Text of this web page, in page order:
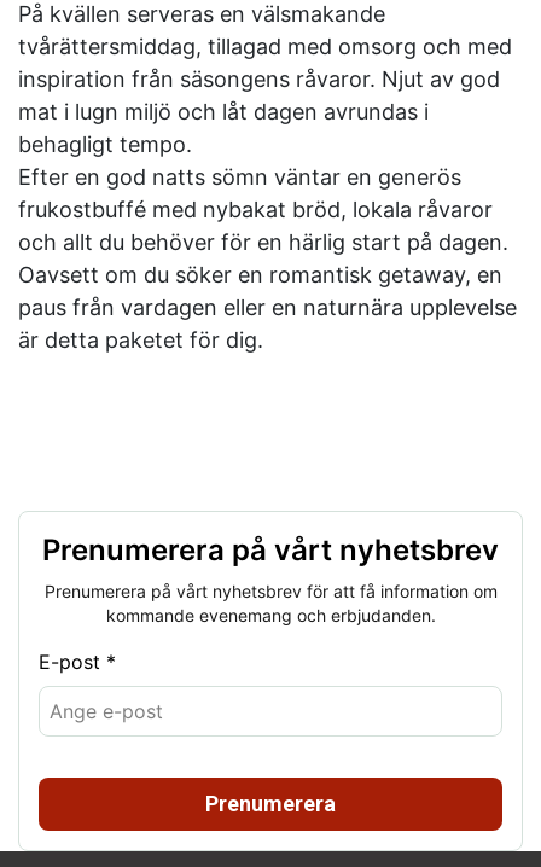
På kvällen serveras en välsmakande
tvårättersmiddag, tillagad med omsorg och med
inspiration från säsongens råvaror. Njut av god
mat i lugn miljö och låt dagen avrundas i
behagligt tempo.
Efter en god natts sömn väntar en generös
frukostbuffé med nybakat bröd, lokala råvaror
och allt du behöver för en härlig start på dagen.
Oavsett om du söker en romantisk getaway, en
paus från vardagen eller en naturnära upplevelse
är detta paketet för dig.
Prenumerera på vårt nyhetsbrev
Prenumerera på vårt nyhetsbrev för att få information om
kommande evenemang och erbjudanden.
E-post *
Prenumerera